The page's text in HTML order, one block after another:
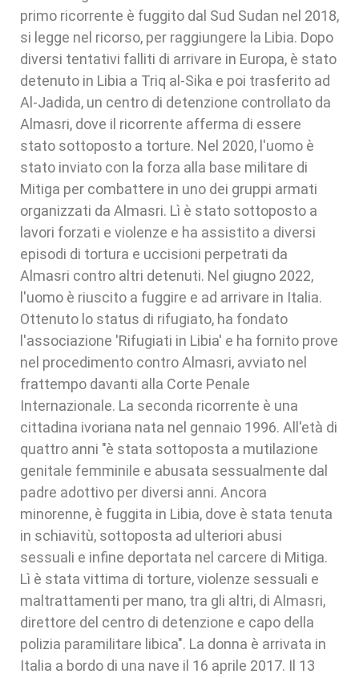
primo ricorrente è fuggito dal Sud Sudan nel 2018,
si legge nel ricorso, per raggiungere la Libia. Dopo
diversi tentativi falliti di arrivare in Europa, è stato
detenuto in Libia a Triq al-Sika e poi trasferito ad
Al-Jadida, un centro di detenzione controllato da
Almasri, dove il ricorrente afferma di essere
stato sottoposto a torture. Nel 2020, l'uomo è
stato inviato con la forza alla base militare di
Mitiga per combattere in uno dei gruppi armati
organizzati da Almasri. Lì è stato sottoposto a
lavori forzati e violenze e ha assistito a diversi
episodi di tortura e uccisioni perpetrati da
Almasri contro altri detenuti. Nel giugno 2022,
l'uomo è riuscito a fuggire e ad arrivare in Italia.
Ottenuto lo status di rifugiato, ha fondato
l'associazione 'Rifugiati in Libia' e ha fornito prove
nel procedimento contro Almasri, avviato nel
frattempo davanti alla Corte Penale
Internazionale. La seconda ricorrente è una
cittadina ivoriana nata nel gennaio 1996. All'età di
quattro anni "è stata sottoposta a mutilazione
genitale femminile e abusata sessualmente dal
padre adottivo per diversi anni. Ancora
minorenne, è fuggita in Libia, dove è stata tenuta
in schiavitù, sottoposta ad ulteriori abusi
sessuali e infine deportata nel carcere di Mitiga.
Lì è stata vittima di torture, violenze sessuali e
maltrattamenti per mano, tra gli altri, di Almasri,
direttore del centro di detenzione e capo della
polizia paramilitare libica". La donna è arrivata in
Italia a bordo di una nave il 16 aprile 2017. Il 13